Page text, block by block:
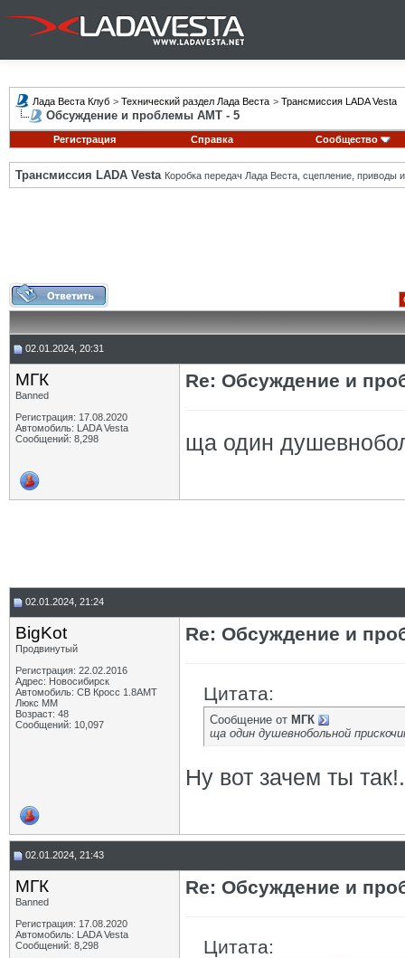
Лада Веста Клуб > Технический раздел Лада Веста > Трансмиссия LADA Vesta
Обсуждение и проблемы АМТ - 5
Регистрация Справка Сообщество
Трансмиссия LADA Vesta Коробка передач Лада Веста, сцепление, приводы и
02.01.2024, 20:31
МГК
Banned
Регистрация: 17.08.2020
Автомобиль: LADA Vesta
Сообщений: 8,298
Re: Обсуждение и
ща один
02.01.2024, 21:24
BigKot
Продвинутый
Регистрация: 22.02.2016
Адрес: Новосибирск
Автомобиль: СВ Кросс 1.8АМТ
Люкс ММ
Возраст: 48
Сообщений: 10,097
Re: Обсуждение и
Цитата:
Сообщение от МГК
ща один душевнобольной
Ну вот зачем ты
02.01.2024, 21:43
МГК
Banned
Регистрация: 17.08.2020
Автомобиль: LADA Vesta
Сообщений: 8,298
Re: Обсуждение и
Цитата: